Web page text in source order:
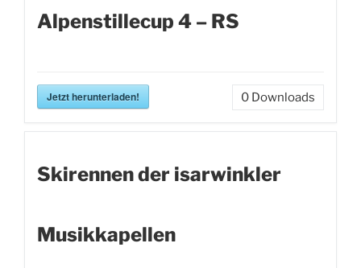
Alpenstillecup 4 – RS
Jetzt herunterladen! 0 Downloads
Skirennen der isarwinkler
Musikkapellen